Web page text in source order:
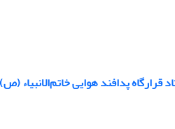
پدافند هوایی خاتم‌الانبیاء